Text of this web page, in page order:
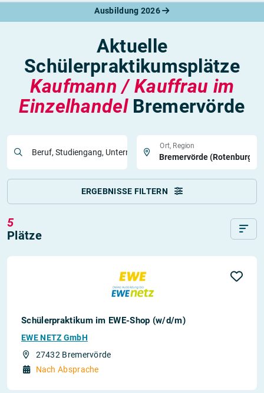
Ausbildung 2026
Aktuelle
Schülerpraktikumsplätze
Kaufmann / Kauffrau im
EinzelhandelBremervörde
Beruf, Studiengang, Unternehmen
Ort, Region
ERGEBNISSE FILTERN
5
Plätze
Schülerpraktikum im EWE-Shop (w/d/m)
EWE NETZ GmbH
27432 Bremervörde
Nach Absprache